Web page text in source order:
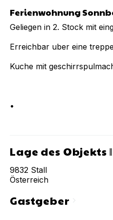
Ferienwohnung
Geliegen in 2. Stock mit
Erreichbar uber eine
Kuche mit
•
Lage des Objekts
9832 Stall
Österreich
Gastgeberchevron_right